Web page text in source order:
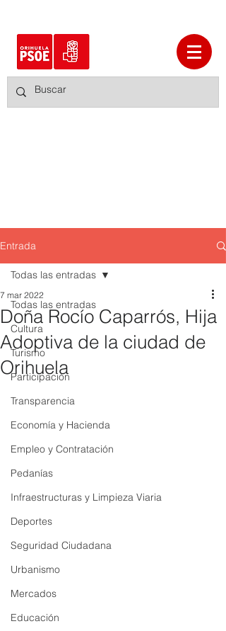
Entrada
Todas las entradas
Cultura
Turismo
Participación
Transparencia
Economía y Hacienda
Empleo y Contratación
Pedanías
Infraestructuras y Limpieza Viaria
Deportes
Seguridad Ciudadana
Urbanismo
Mercados
Educación
Todas las entradas
Doña Rocío Caparrós, Hija
Adoptiva de la ciudad de
Orihuela
7 mar 2022